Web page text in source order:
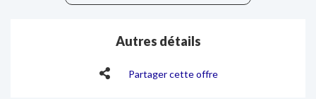
Autres détails
Partager cette offre